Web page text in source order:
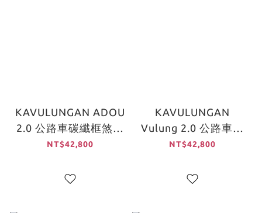
KAVULUNGAN ADOU
2.0 公路車碳纖框煞輪
組
NT$42,800
KAVULUNGAN
Vulung 2.0 公路車框
煞碟煞輪組
NT$42,800